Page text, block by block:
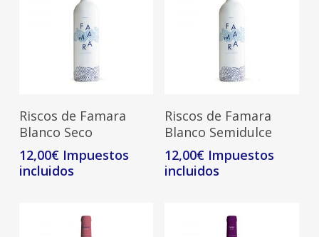
Leer Más
Riscos de Famara
Blanco Seco
12,00€
Leer Más
Riscos de Famara
Blanco Semidulce
12,00€